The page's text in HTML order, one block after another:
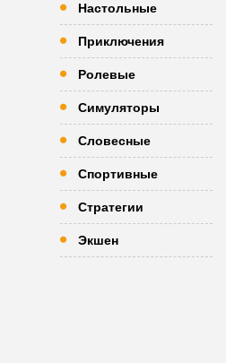
Настольные
Приключения
Ролевые
Симуляторы
Словесные
Спортивные
Стратегии
Экшен